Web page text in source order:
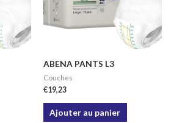
ABENA PANTS L3
Couches
€19,23
Ajouter au panier